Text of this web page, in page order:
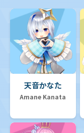
天音かなた
Amane Kanata